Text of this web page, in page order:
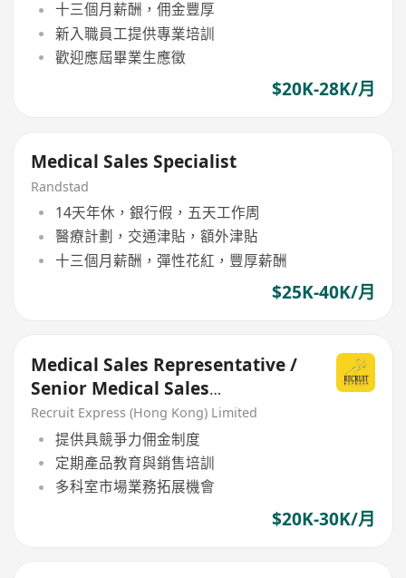
十三個月薪酬，佣金豐厚
新入職員工提供專業培訓
歡迎應屆畢業生應徵
$20K-28K/月
Medical Sales Specialist
Randstad
14天年休，銀行假，五天工作周
醫療計劃，交通津貼，額外津貼
十三個月薪酬，彈性花紅，豐厚薪酬
$25K-40K/月
Medical Sales Representative /
Senior Medical Sales
Representative
Recruit Express (Hong Kong) Limited
提供具競爭力佣金制度
定期產品教育與銷售培訓
多科室市場業務拓展機會
$20K-30K/月